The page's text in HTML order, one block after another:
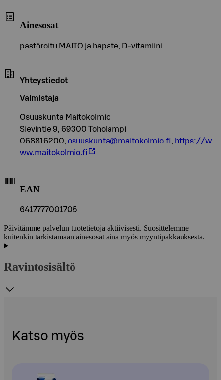
Ainesosat
pastöroitu MAITO ja hapate, D-vitamiini
Yhteystiedot
Valmistaja
Osuuskunta Maitokolmio
Sievintie 9, 69300 Toholampi
068816200, osuuskunta@maitokolmio.fi, https://w
ww.maitokolmio.fi
EAN
6417777001705
Päivitämme palvelun tuotetietoja aktiivisesti. Suosittelemme
kuitenkin tarkistamaan ainesosat aina myös myyntipakkauksesta.
Ravintosisältö
Katso myös